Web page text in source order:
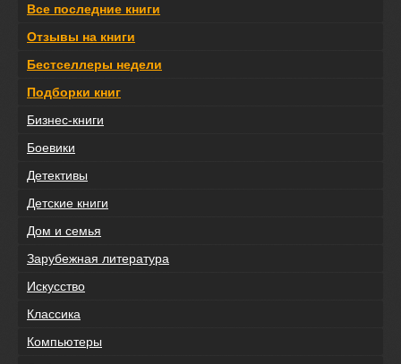
Все последние книги
Отзывы на книги
Бестселлеры недели
Подборки книг
Бизнес-книги
Боевики
Детективы
Детские книги
Дом и семья
Зарубежная литература
Искусство
Классика
Компьютеры